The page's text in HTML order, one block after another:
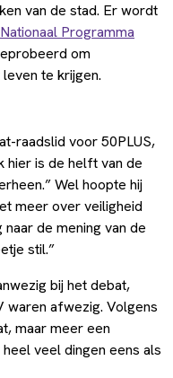
van de stad. Er wordt
Nationaal Programma
om
te krijgen.
raadslid voor 50PLUS,
hier is de helft van de
Wel hoopte hij
meer over veiligheid
de mening van de
stil.”
bij het debat,
waren afwezig. Volgens
maar meer een
veel dingen eens als